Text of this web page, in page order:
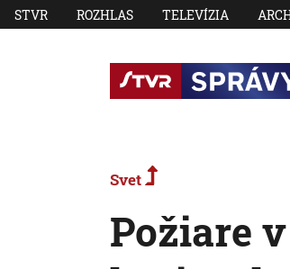
STVR ROZHLAS TELEVÍZIA
Svet
Požiare